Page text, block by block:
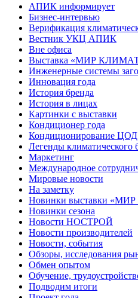
АПИК информирует
Бизнес-интервью
Верификация
Вестник УКЦ АПИК
Вне офиса
Выставка «МИР
Инженерные системы
Инновация года
История бренда
История в лицах
Картинки с выставки
Кондиционер года
Кондиционирование ЦОД
Легенды климатического
Маркетинг
Международное
Мировые новости
На заметку
Новинки выставки
Новинки сезона
Новости НОСТРОЙ
Новости производителей
Новости, события
Обзоры, исследования
Обмен опытом
Обучение,
Подводим итоги